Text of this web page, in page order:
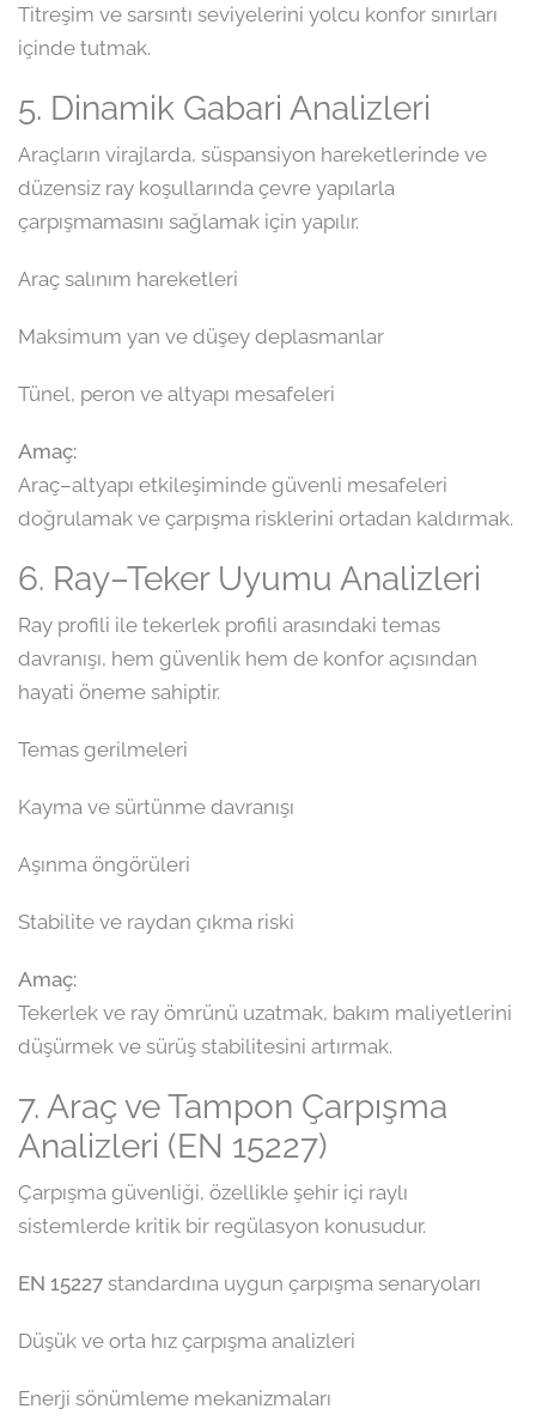
Titreşim ve sarsıntı seviyelerini yolcu konfor sınırları
içinde tutmak.
5. Dinamik Gabari Analizleri
Araçların virajlarda, süspansiyon hareketlerinde ve
düzensiz ray koşullarında çevre yapılarla
çarpışmamasını sağlamak için yapılır.
Araç salınım hareketleri
Maksimum yan ve düşey deplasmanlar
Tünel, peron ve altyapı mesafeleri
Amaç:
Araç–altyapı etkileşiminde güvenli mesafeleri
doğrulamak ve çarpışma risklerini ortadan kaldırmak.
6. Ray–Teker Uyumu Analizleri
Ray profili ile tekerlek profili arasındaki temas
davranışı, hem güvenlik hem de konfor açısından
hayati öneme sahiptir.
Temas gerilmeleri
Kayma ve sürtünme davranışı
Aşınma öngörüleri
Stabilite ve raydan çıkma riski
Amaç:
Tekerlek ve ray ömrünü uzatmak, bakım maliyetlerini
düşürmek ve sürüş stabilitesini artırmak.
7. Araç ve Tampon Çarpışma
Analizleri (EN 15227)
Çarpışma güvenliği, özellikle şehir içi raylı
sistemlerde kritik bir regülasyon konusudur.
EN 15227 standardına uygun çarpışma senaryoları
Düşük ve orta hız çarpışma analizleri
Enerji sönümleme mekanizmaları